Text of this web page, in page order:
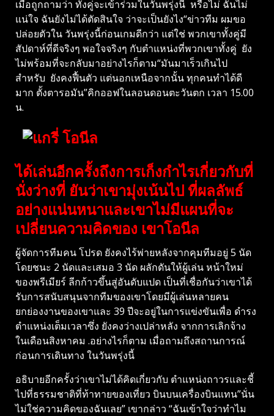
เมื่อถูกถามว่า ทั้งคู่จะเข้าร่วมในวันพรุ่งนี้ หรือไม่ ฉันไม่
แน่ใจ ฉันยังไม่ได้ตัดสินใจ ว่าจะเป็นยังไง“ข่าวทีม ผมขอ
ปล่อยตัวใน วันพรุ่งนี้ก่อนเกมดีกว่า แต่ใช่ พวกเขาทั้งคู่มี
สัปดาห์ที่ดีจริงๆ พอใจจริงๆ กับตำแหน่งที่พวกเขาทั้งคู่ ยัง
ไม่พร้อมที่จะกลับมาอย่างไรก็ตาม“มันมาเร็วเกินไป
สำหรับ ยังคงฟื้นตัว แต่นอกเหนือจากนั้น ทุกคนทำได้ดี
มาก ตั้งตารอมัน”คิกออฟในลอนดอนตะวันตก เวลา 15.00
น.
ได้เล่นอีกครั้งถึงการเก็งกำไรเกี่ยวกับที่
นั่งว่างที่ ยันว่าเขามุ่งเน้นไป ที่ผลลัพธ์
อย่างแน่นหนาและเขาไม่มีแผนที่จะ
เปลี่ยนความคิดของ เขาโอนีล
ผู้จัดการทีมคน โปรด ยังคงไร้พ่ายหลังจากคุมทีมอยู่ 5 นัด
โดยชนะ 2 นัดและเสมอ 3 นัด ผลักดันให้ผู้เล่น หน้าใหม่
ของพรีเมียร์ ลีกก้าวขึ้นสู่อันดับแปด เป็นที่เชื่อกันว่าเขาได้
รับการสนับสนุนจากทีมของเขาโดยมีผู้เล่นหลายคน
ยกย่องงานของเขาและ 39 ปีจะอยู่ในการแข่งขันเพื่อ ดำรง
ตำแหน่งเต็มเวลาซึ่ง ยังคงว่างเปล่าหลัง จากการเลิกจ้าง
ในเดือนสิงหาคม .อย่างไรก็ตาม เมื่อถามถึงสถานการณ์
ก่อนการเดินทาง ในวันพรุ่งนี้
อธิบายอีกครั้งว่าเขาไม่ได้คิดเกี่ยวกับ ตำแหน่งถาวรและชี้
ไปที่ธรรมชาติที่ท้าทายของเที่ยว บินบนเครื่องบินแทน”นั่น
ไม่ใช่ความคิดของฉันเลย” เขากล่าว “ฉันเข้าใจว่าทำไม